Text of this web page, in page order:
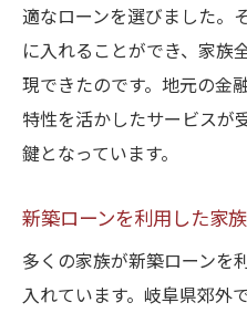
適なローンを選びました。
に入れることができ、家族
現できたのです。地元の金
特性を活かしたサービスが
鍵となっています。
新築ローンを利用した家
多くの家族が新築ローンを
入れています。岐阜県郊外